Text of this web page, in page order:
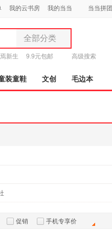
我的云书房 我的当当 当当拼团
全部分类
全部分类
图书
电子书
鞋
新生 9.9元包邮 高级搜索
装童鞋 文创 毛边本
促销 手机专享价